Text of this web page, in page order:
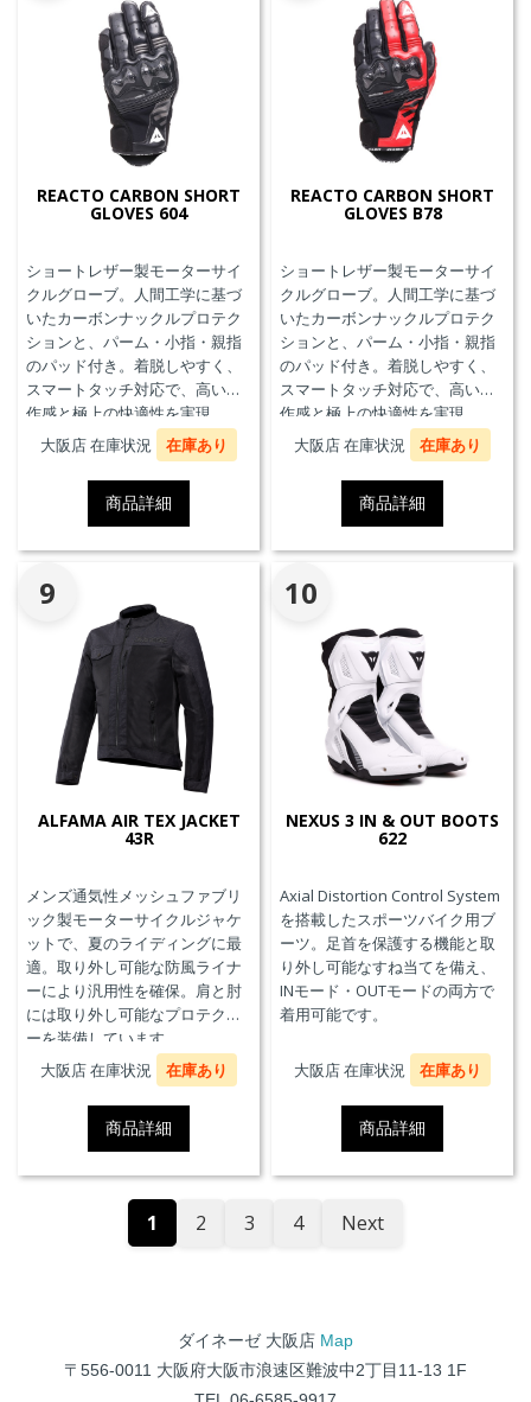
REACTO CARBON SHORT
GLOVES 604
ショートレザー製モーターサイ
クルグローブ。人間工学に基づ
いたカーボンナックルプロテク
ションと、パーム・小指・親指
のパッド付き。着脱しやすく、
スマートタッチ対応で、高い操
作感と極上の快適性を実現。
大阪店 在庫状況
在庫あり
商品詳細
REACTO CARBON SHORT
GLOVES B78
ショートレザー製モーターサイ
クルグローブ。人間工学に基づ
いたカーボンナックルプロテク
ションと、パーム・小指・親指
のパッド付き。着脱しやすく、
スマートタッチ対応で、高い操
作感と極上の快適性を実現。
大阪店 在庫状況
在庫あり
商品詳細
9
ALFAMA AIR TEX JACKET
43R
メンズ通気性メッシュファブリ
ック製モーターサイクルジャケ
ットで、夏のライディングに最
適。取り外し可能な防風ライナ
ーにより汎用性を確保。肩と肘
には取り外し可能なプロテクタ
ーを装備しています。
大阪店 在庫状況
在庫あり
商品詳細
10
NEXUS 3 IN & OUT BOOTS
622
Axial Distortion Control System
を搭載したスポーツバイク用ブ
ーツ。足首を保護する機能と取
り外し可能なすね当てを備え、
INモード・OUTモードの両方で
着用可能です。
大阪店 在庫状況 在庫あり
商品詳細
1 2 3 4 Next
ダイネーゼ 大阪店 Map
〒556-0011 大阪府大阪市浪速区難波中2丁目11-13 1F